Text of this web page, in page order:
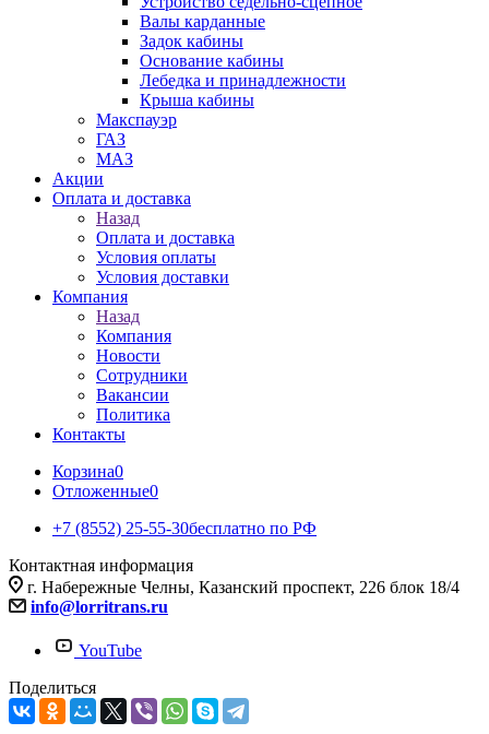
Валы карданные
Задок кабины
Основание кабины
Лебедка и принадлежности
Крыша кабины
Макспауэр
ГАЗ
МАЗ
Акции
Оплата и доставка
Назад
Оплата и доставка
Условия оплаты
Условия доставки
Компания
Назад
Компания
Новости
Сотрудники
Вакансии
Политика
Контакты
Корзина0
Отложенные0
+7 (8552) 25-55-30бесплатно по РФ
Контактная информация
г. Набережные Челны, Казанский проспект, 226 блок 18/4
info@lorritrans.ru
YouTube
Поделиться